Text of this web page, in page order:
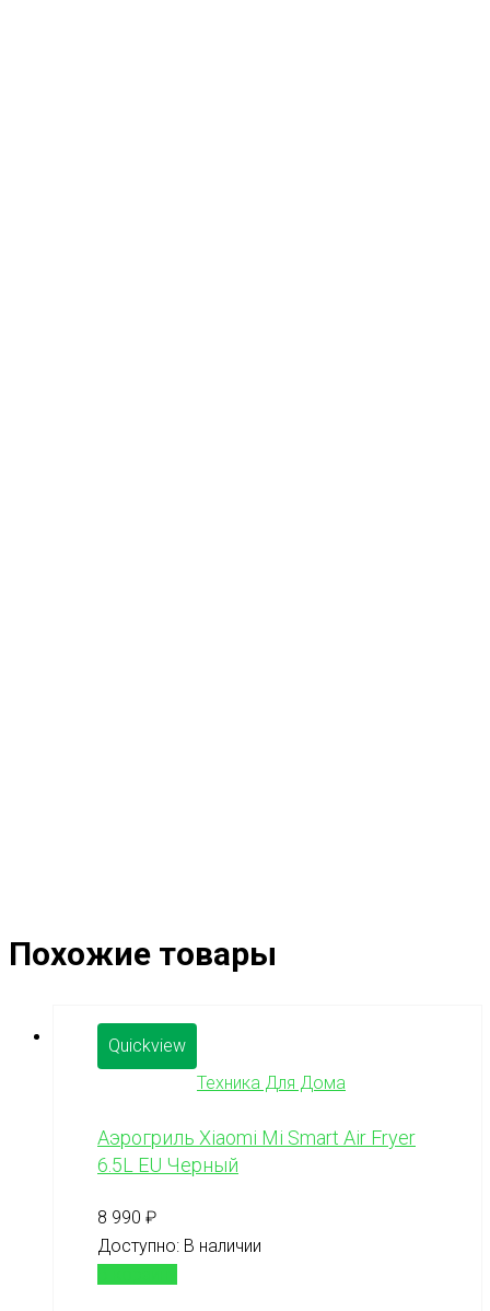
Похожие товары
Quickview
Техника Для Дома
Аэрогриль Xiaomi Mi Smart Air Fryer
6.5L EU Черный
8 990 ₽
Доступно: В наличии